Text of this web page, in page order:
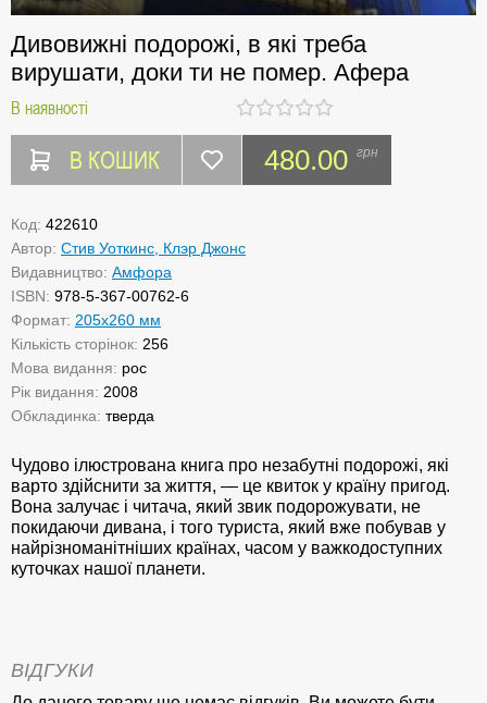
Дивовижні подорожі, в які треба
вирушати, доки ти не помер. Афера
В наявності
В КОШИК 480.00 грн
Код: 422610
Автор: Стив Уоткинс, Клэр Джонс
Видавництво: Амфора
ISBN: 978-5-367-00762-6
Формат: 205х260 мм
Кількість сторінок: 256
Мова видання: рос
Рік видання: 2008
Обкладинка: тверда
Чудово ілюстрована книга про незабутні подорожі, які
варто здійснити за життя, — це квиток у країну пригод.
Вона залучає і читача, який звик подорожувати, не
покидаючи дивана, і того туриста, який вже побував у
найрізноманітніших країнах, часом у важкодоступних
куточках нашої планети.
ВІДГУКИ